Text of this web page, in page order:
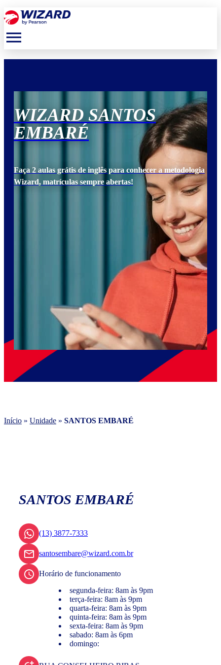
menu
WIZARD SANTOS
EMBARÉ
Faça 2 aulas grátis de inglês para conhecer a metodologia
Wizard, matrículas sempre abertas!
Início » Unidade » SANTOS EMBARÉ
SANTOS EMBARÉ
(13) 3877-7333
santosembare@wizard.com.br
Horário de funcionamento
segunda-feira: 8am às 9pm
terça-feira: 8am às 9pm
quarta-feira: 8am às 9pm
quinta-feira: 8am às 9pm
sexta-feira: 8am às 9pm
sabado: 8am às 6pm
domingo: